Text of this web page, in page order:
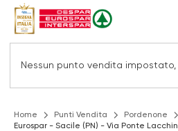
Home Punti Vendita
Pordenone
Eurospar - Sacile (PN) - Via Ponte Lacchin